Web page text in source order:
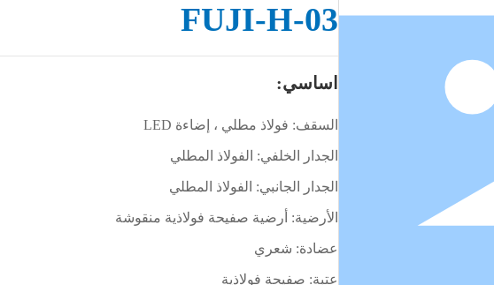
FUJI-H-03
اساسي:
السقف: فولاذ مطلي ، إضاءة LED
الجدار الخلفي: الفولاذ المطلي
الجدار الجانبي: الفولاذ المطلي
الأرضية: أرضية صفيحة فولاذية منقوشة
عضادة: شعري
عتبة: صفيحة فولاذية